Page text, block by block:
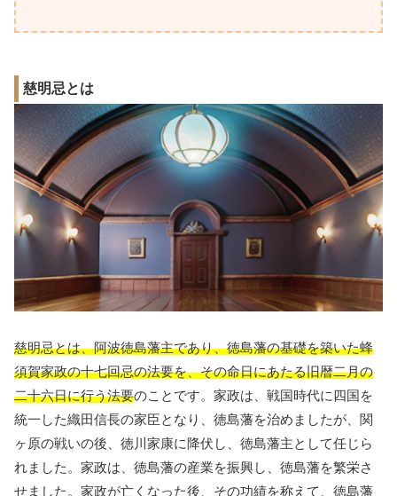
慈明忌とは
慈明忌とは、阿波徳島藩主であり、徳島藩の基礎を築いた蜂
須賀家政の十七回忌の法要を、その命日にあたる旧暦二月の
二十六日に行う法要のことです。家政は、戦国時代に四国を
統一した織田信長の家臣となり、徳島藩を治めましたが、関
ヶ原の戦いの後、徳川家康に降伏し、徳島藩主として任じら
れました。家政は、徳島藩の産業を振興し、徳島藩を繁栄さ
せました。家政が亡くなった後、その功績を称えて、徳島藩